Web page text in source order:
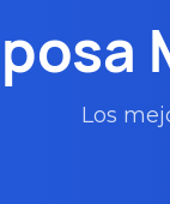
Los